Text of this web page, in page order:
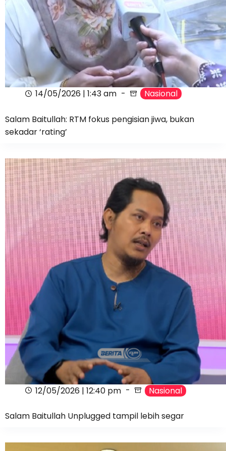
14/05/2026 | 1:43 am Nasional
Salam Baitullah: RTM fokus pengisian jiwa, bukan
sekadar ‘rating’
12/05/2026 | 12:40 pm Nasional
Salam Baitullah Unplugged tampil lebih segar